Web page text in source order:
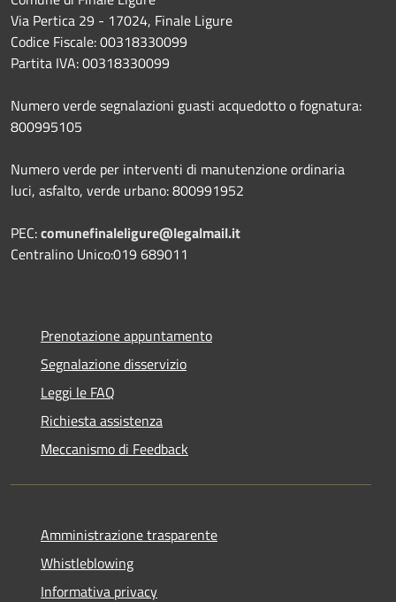
Via Pertica 29 - 17024, Finale Ligure
Codice Fiscale: 00318330099
Partita IVA: 00318330099
Numero verde segnalazioni guasti acquedotto o fognatura:
800995105
Numero verde per interventi di manutenzione ordinaria
luci, asfalto, verde urbano: 800991952
PEC:comunefinaleligure@legalmail.it
Centralino Unico:019 689011
Prenotazione appuntamento
Segnalazione disservizio
Leggi le FAQ
Richiesta assistenza
Meccanismo di Feedback
Amministrazione trasparente
Whistleblowing
Informativa privacy